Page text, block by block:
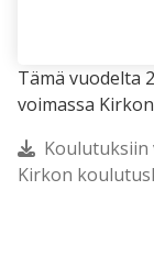
Tämä vuodelta
voimassa
Koulutuksiin
Kirkon